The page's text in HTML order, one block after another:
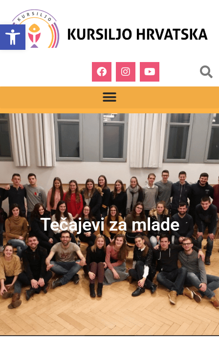
Open toolbar
Tečajevi za mlade